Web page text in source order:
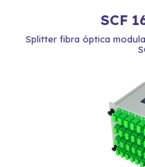
SCF
Splitter fibra óptica